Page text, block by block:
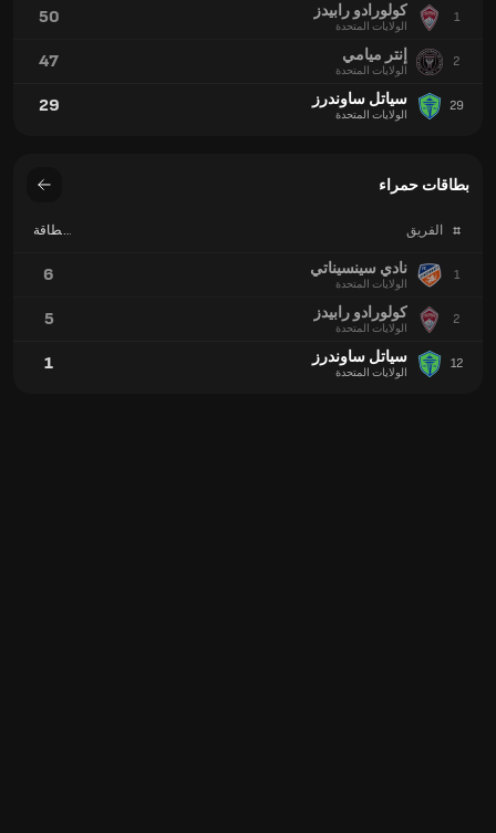
1
كولورادو رابيدز
الولايات المتحدة 50
2 إنتر ميامي
الولايات المتحدة 47
29 سياتل ساوندرز
الولايات المتحدة 29
بطاقات حمراء
# الفريق
بطاقة
1
نادي سينسيناتي
الولايات المتحدة 6
2 كولورادو رابيدز
الولايات المتحدة 5
12 سياتل ساوندرز
الولايات المتحدة 1